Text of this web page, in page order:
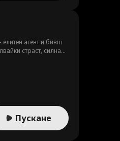
агент и бивш
страст, силна
Пускане